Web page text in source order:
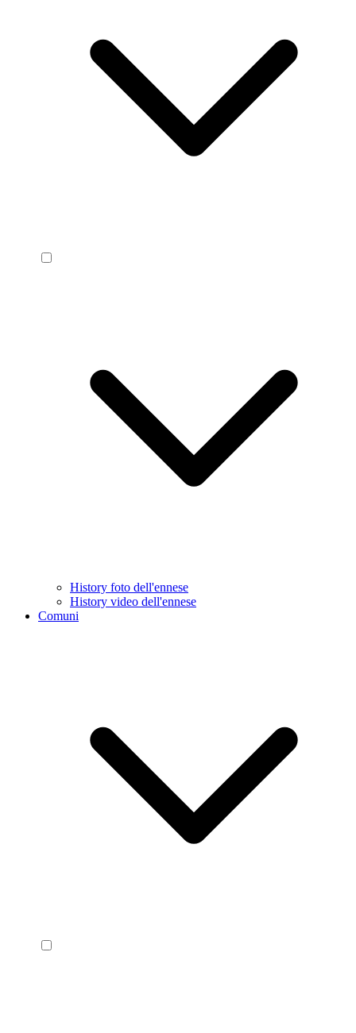
History foto dell'ennese
History video dell'ennese
Comuni